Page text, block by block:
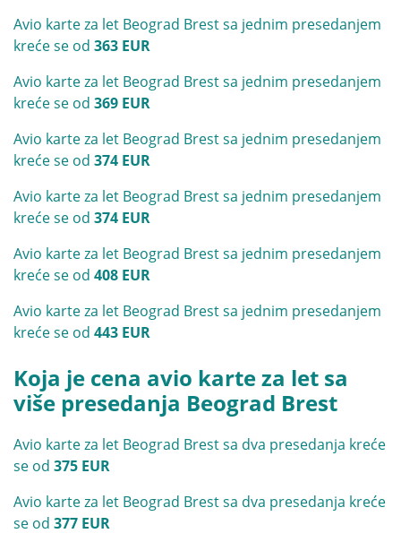
Avio karte za let Beograd Brest sa jednim presedanjem
kreće se od 363 EUR
Avio karte za let Beograd Brest sa jednim presedanjem
kreće se od 369 EUR
Avio karte za let Beograd Brest sa jednim presedanjem
kreće se od 374 EUR
Avio karte za let Beograd Brest sa jednim presedanjem
kreće se od 374 EUR
Avio karte za let Beograd Brest sa jednim presedanjem
kreće se od 408 EUR
Avio karte za let Beograd Brest sa jednim presedanjem
kreće se od 443 EUR
Koja je cena avio karte za let sa
više presedanja Beograd Brest
Avio karte za let Beograd Brest sa dva presedanja kreće
se od 375 EUR
Avio karte za let Beograd Brest sa dva presedanja kreće
se od 377 EUR